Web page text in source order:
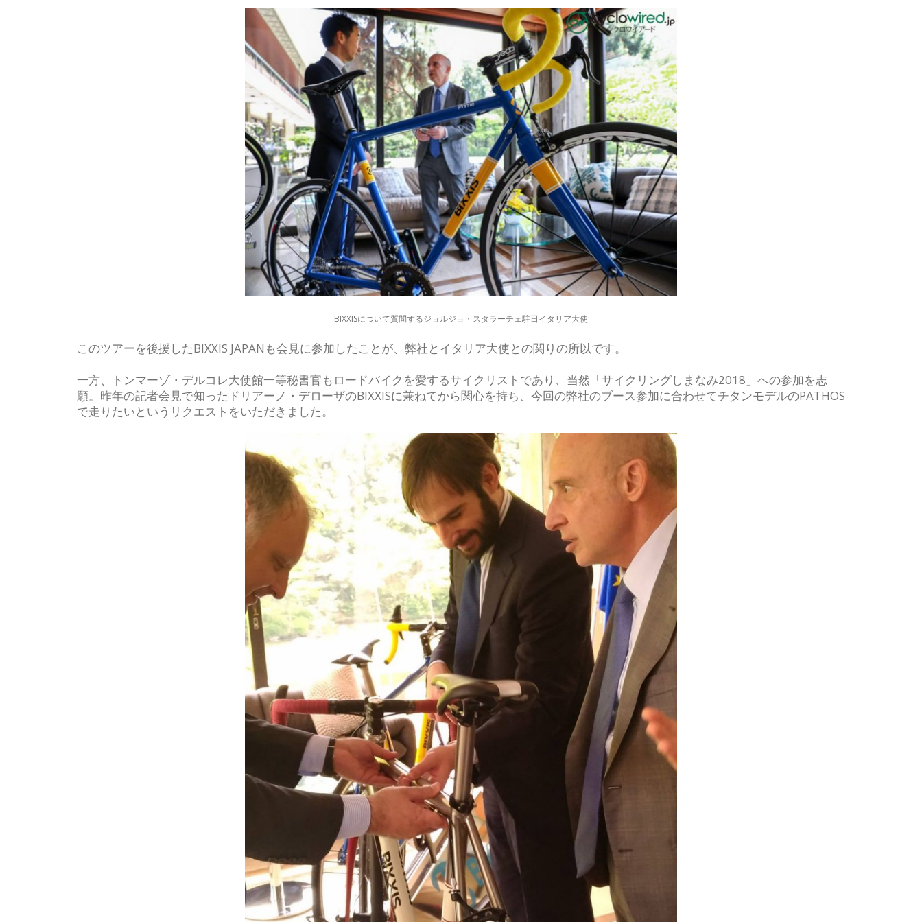
BIXXISについて質問するジョルジョ・スタラーチェ駐日イタリア大使
このツアーを後援したBIXXIS JAPANも会見に参加したことが、弊社とイタリア大使との関りの所以です。
一方、トンマーゾ・デルコレ大使館一等秘書官もロードバイクを愛するサイクリストであり、当然「サイクリングしまなみ2018」への参加を志
願。昨年の記者会見で知ったドリアーノ・デローザのBIXXISに兼ねてから関心を持ち、今回の弊社のブース参加に合わせてチタンモデルのPATHOS
で走りたいというリクエストをいただきました。